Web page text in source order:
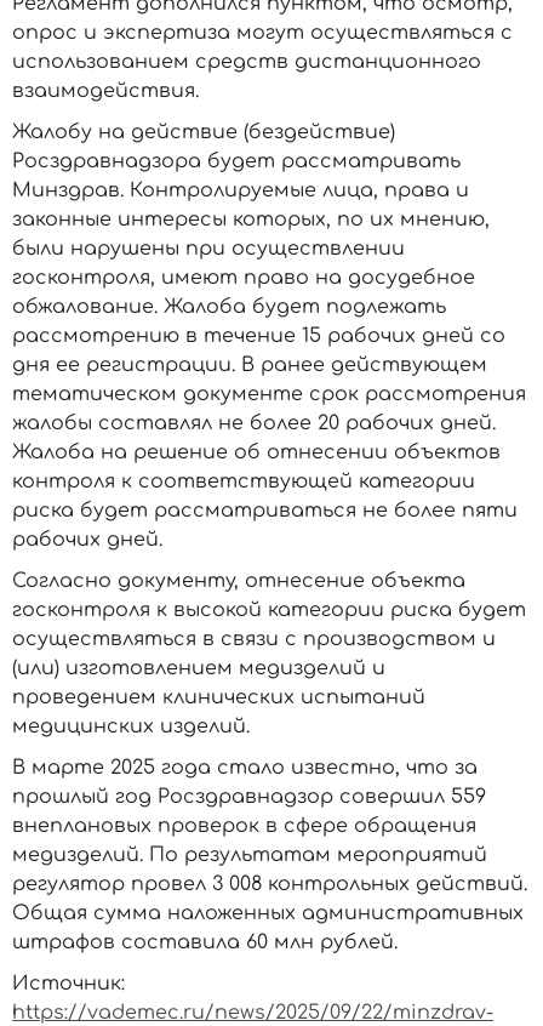
опрос и экспертиза могут осуществляться с
использованием средств дистанционного
взаимодействия.
Жалобу на действие (бездействие)
Росздравнадзора будет рассматривать
Минздрав. Контролируемые лица, права и
законные интересы которых, по их мнению,
были нарушены при осуществлении
госконтроля, имеют право на досудебное
обжалование. Жалоба будет подлежать
рассмотрению в течение 15 рабочих дней со
дня ее регистрации. В ранее действующем
тематическом документе срок рассмотрения
жалобы составлял не более 20 рабочих дней.
Жалоба на решение об отнесении объектов
контроля к соответствующей категории
риска будет рассматриваться не более пяти
рабочих дней.
Согласно документу, отнесение объекта
госконтроля к высокой категории риска будет
осуществляться в связи с производством и
(или) изготовлением медизделий и
проведением клинических испытаний
медицинских изделий.
В марте 2025 года стало известно, что за
прошлый год Росздравнадзор совершил 559
внеплановых проверок в сфере обращения
медизделий. По результатам мероприятий
регулятор провел 3 008 контрольных действий.
Общая сумма наложенных административных
штрафов составила 60 млн рублей.
Источник:
https://vademec.ru/news/2025/09/22/minzdrav-